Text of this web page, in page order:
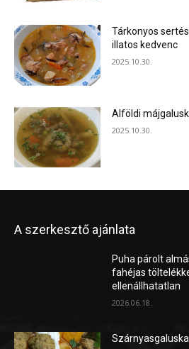
Tárkonyos
illatos kedvenc
2025.10.30.
Alföldi
2025.10.30.
A szerkesztő ajánlata
Puha párolt
fahéjas
ellenállhatatlan
2026.06.18.